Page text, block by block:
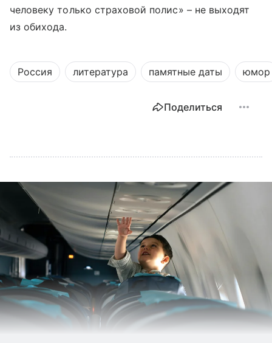
человеку только страховой полис» – не выходят
из обихода.
Россия литература памятные даты юмор
Поделиться